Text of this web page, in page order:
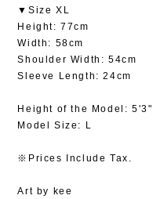
▼Size XL
Height: 77cm
Width: 58cm
Shoulder Width: 54cm
Sleeve Length: 24cm
Height of the Model: 5'3"
Model Size: L
※Prices Include Tax.
Art by kee